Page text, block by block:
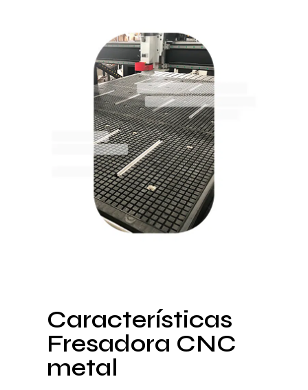
Características
Fresadora CNC
metal